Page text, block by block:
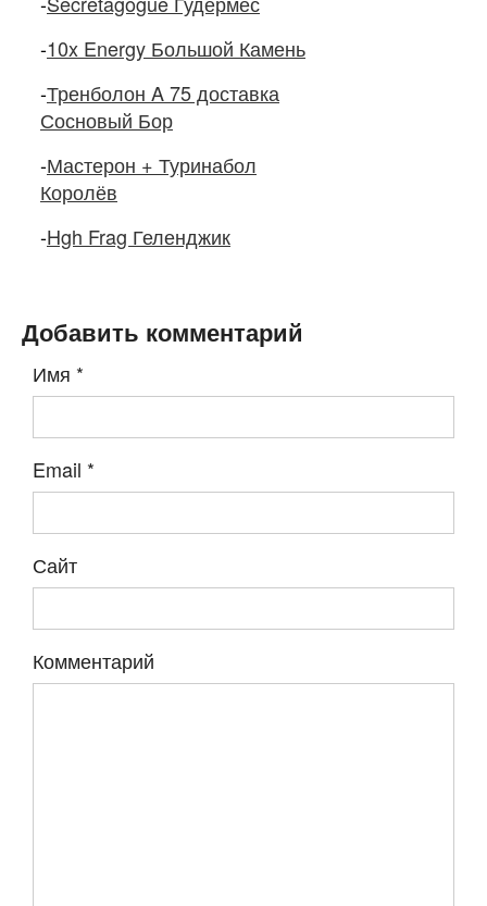
-10x Energy Большой Камень
-Тренболон A 75 доставка
Сосновый Бор
-Мастерон + Туринабол
Королёв
-Hgh Frag Геленджик
Добавить комментарий
Имя *
Email *
Сайт
Комментарий